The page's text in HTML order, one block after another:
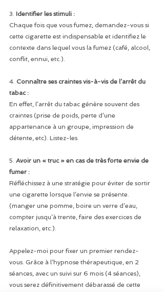
3. Identifier les stimuli :
Chaque fois que vous fumez, demandez-vous si
cette cigarette est indispensable et identifiez le
contexte dans lequel vous la fumez (café, alcool,
conflit, ennui, etc.).
4. Connaître ses craintes vis-à-vis de l’arrêt du
tabac :
En effet, l’arrêt du tabac génère souvent des
craintes (prise de poids, perte d’une
appartenance à un groupe, impression de
détente, etc). Listez-les.
5. Avoir un « truc » en cas de très forte envie de
fumer :
Réfléchissez à une stratégie pour éviter de sortir
une cigarette lorsque l’envie se présente.
(manger une pomme, boire un verre d’eau,
compter jusqu’à trente, faire des exercices de
relaxation, etc.).
Appelez-moi pour fixer un premier rendez-
vous. Grâce à l’hypnose thérapeutique, en 2
séances, avec un suivi sur 6 mois (4 séances),
vous serez définitivement débarassé de cette